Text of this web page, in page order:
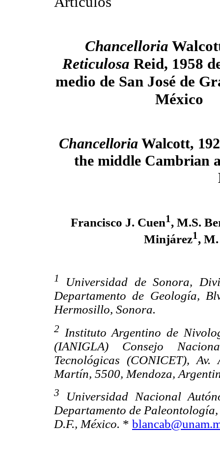
Chancelloria
Reticulosa Reid, 1958
medio de San José de
México
ChancelloriaWalcott,
the middle Cambrian
Francisco J. Cuen1, M.S.
Minjárez1,
1
Universidad de Sonora,
Departamento de Geología,
Hermosillo, Sonora.
2
Instituto Argentino de
(IANIGLA) Consejo
Tecnológicas (CONICET),
Martín, 5500, Mendoza,
3
Universidad Nacional
Departamento de
D.F., México. *